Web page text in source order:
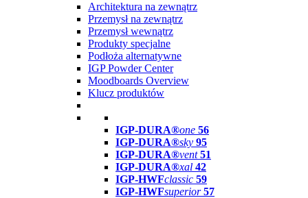
Architektura na zewnątrz
Przemysł na zewnątrz
Przemysł wewnątrz
Produkty specjalne
Podłoża alternatywne
IGP Powder Center
Moodboards Overview
Klucz produktów
IGP-DURA®one 56
IGP-DURA®sky 95
IGP-DURA®vent 51
IGP-DURA®xal 42
IGP-HWFclassic 59
IGP-HWFsuperior 57